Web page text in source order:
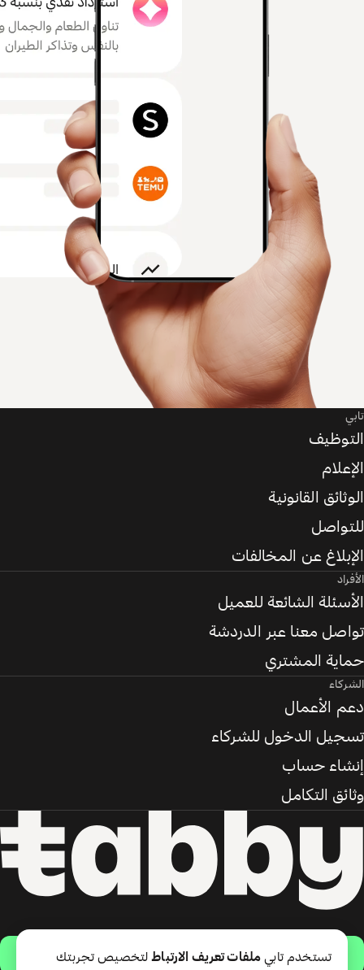
حمّل التطبيق
تابي
التوظيف
الإعلام
الوثائق القانونية
للتواصل
الإبلاغ عن المخالفات
الأفراد
الأسئلة الشائعة للعميل
تواصل معنا عبر الدردشة
حماية المشتري
الشركاء
دعم الأعمال
تسجيل الدخول للشركاء
إنشاء حساب
وثائق التكامل
تستخدم تابي ملفات تعريف الارتباطلتخصيص تجربتك